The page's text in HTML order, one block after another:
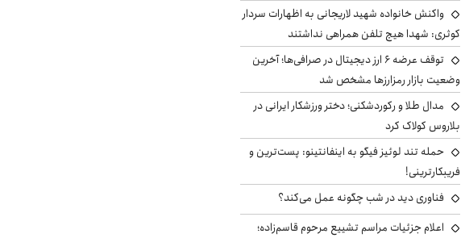
واکنش خانواده شهید لاریجانی به اظهارات سردار
کوثری: شهدا هیچ تلفن همراهی نداشتند
توقف عرضه ۶ ارز دیجیتال در صرافی‌ها؛ آخرین
وضعیت بازار رمزارزها مشخص شد
مدال طلا و رکوردشکنی؛ دختر ورزشکار ایرانی در
بلاروس کولاک کرد
حمله تند لوئیز فیگو به اینفانتینو: پست‌ترین و
فریبکارترینی!
فناوری دید در شب چگونه عمل می‌کند؟
اعلام جزئیات مراسم تشییع مرحوم قاسم‌زاده؛